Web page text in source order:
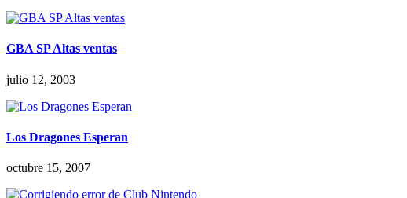
GBA SP Altas ventas
julio 12, 2003
Los Dragones Esperan
octubre 15, 2007